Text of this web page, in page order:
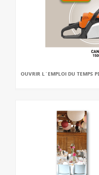
OUVRIR L`EMPLOI DU TEMPS